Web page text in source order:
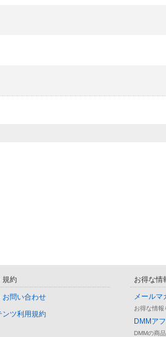
規約
お問い合わせ
ンツ利用規約
お得な情
メールマ
お得な情報
DMMア
DMMの商